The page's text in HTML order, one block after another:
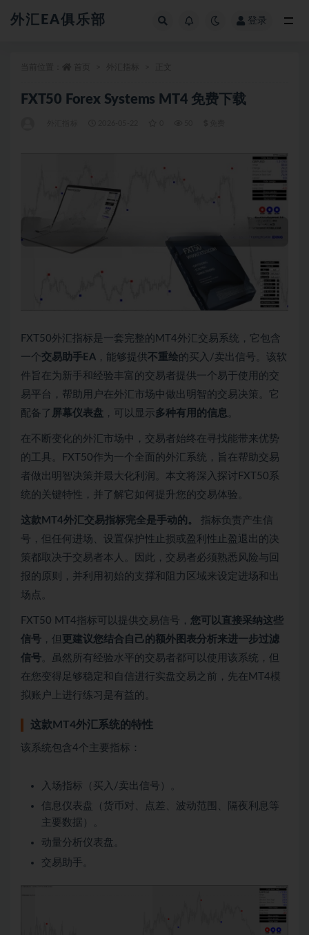
外汇EA俱乐部 登录
FXT50 Forex Systems MT4 免费下载
FXT50外汇指标是一套完整的MT4外汇交易系统，它包含
一个交易助手EA ，能够提供不重绘的买入/卖出信号。该软
件旨在为新手和经验丰富的交易者提供一个易于使用的交
易平台，帮助用户在外汇市场中做出明智的交易决策。它
配备了 屏幕仪表盘 ，可以显示多种有用的信息
在不断变化的外汇市场中，交易者始终在寻找能带来优势
的工具。FXT50作为一个全面的外汇系统，旨在帮助交易
者做出明智决策并最大化利润。本文将深入探讨FXT50系
统的关键特性，并了解它如何提升您的交易体验。
这款MT4外汇交易指标完全是手动的。
指标负责产生信
号，但任何进场、设置保护性止损或盈利性止盈退出的决
策都取决于交易者本人。因此，交易者必须熟悉风险与回
报的原则，并利用初始的支撑和阻力区域来设定进场和出
场点。
FXT50 MT4指标可以提供交易信号， 您可以直接采纳这些
信号 ，但 更建议您结合自己的额外图表分析来进一步过滤
信号 。虽然所有经验水平的交易者都可以使用该系统，但
在您变得足够稳定和自信进行实盘交易之前，先在MT4模
拟账户上进行练习是有益的。
这款MT4外汇系统的特性
该系统包含4个主要指标：
入场指标（买入/卖出信号）。
信息仪表盘（货币对、点差、波动范围、隔夜利息等
主要数据）。
动量分析仪表盘。
交易助手。